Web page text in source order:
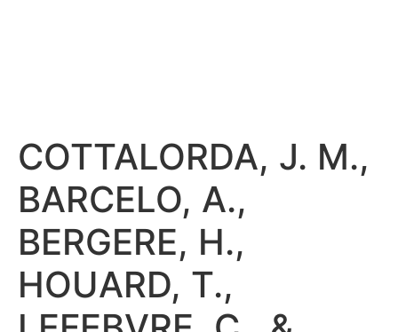
COTTALORDA, J. M.,
BARCELO, A.,
BERGERE, H.,
HOUARD, T.,